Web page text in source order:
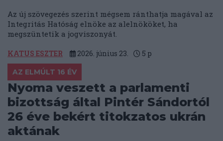
Az új szövegezés szerint mégsem ránthatja magával az
Integritás Hatóság elnöke az alelnököket, ha
megszüntetik a jogviszonyát.
KATUS ESZTER 2026. június 23. 5 p
AZ ELMÚLT 16 ÉV
Nyoma veszett a parlamenti
bizottság által Pintér Sándortól
26 éve bekért titokzatos ukrán
aktának